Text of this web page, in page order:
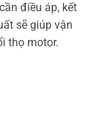
điều áp, kết
sẽ giúp vận
thọ motor.